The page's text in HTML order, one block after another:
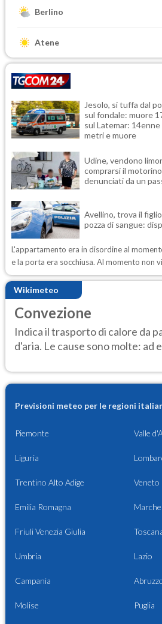
Berlino
Atene
Jesolo, si tuffa dal
sul fondale: muore
sul Latemar:
metri e muore
Udine, vendono
comprarsi il
denunciati da un
Avellino, trova il
pozza di sangue:
L'appartamento era in disordine al
e la porta era socchiusa. Al momento non
Wikimeteo
Convezione
Indica il trasporto di calore da
d'aria. Le cause sono molte: ad
Previsioni meteo per le regioni
Piemonte Valle
Liguria
Trentino Alto Adige Veneto
Emilia Romagna Marche
Friuli Venezia Giulia
Umbria Lazio
Campania
Molise Puglia